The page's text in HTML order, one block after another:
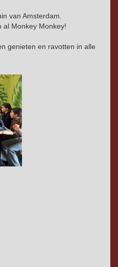
van Amsterdam.
al Monkey Monkey!
genieten en ravotten in alle